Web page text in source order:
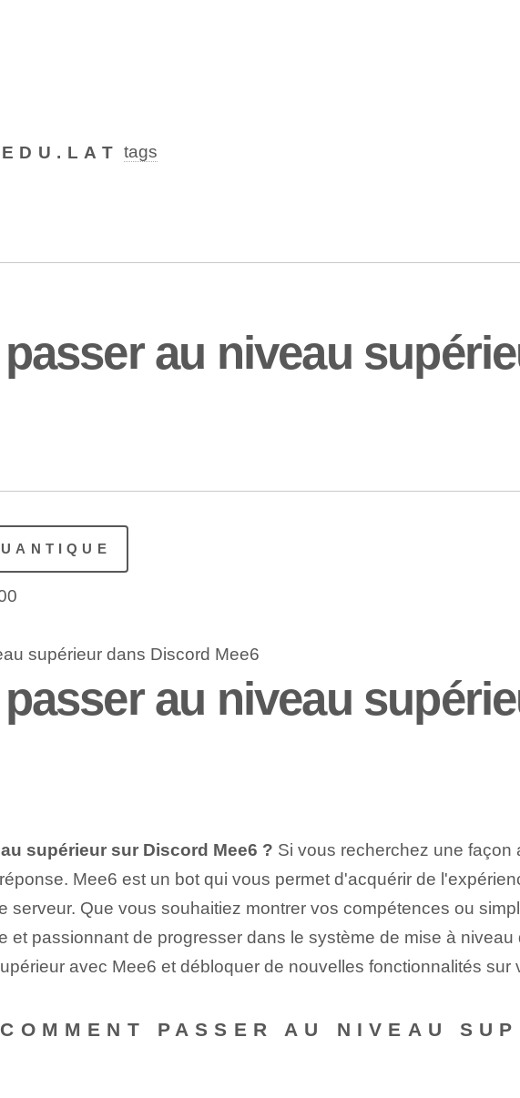
tags
au niveau
au niveau
supérieur sur Discord Mee6 ? Si vous recherchez une façon
Mee6 est un bot qui vous permet d'acquérir de
serveur. Que vous souhaitiez montrer vos compétences ou
et passionnant de progresser dans le système de mise à
avec Mee6 et débloquer de nouvelles fonctionnalités sur
PASSER AU NIVEAU